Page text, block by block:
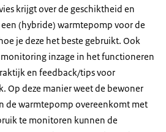
krijgt over de geschiktheid en
(hybride) warmtepomp voor de
je deze het beste gebruikt. Ook
inzage in het functioneren
en feedback/tips voor
Op deze manier weet de bewoner
de warmtepomp overeenkomt met
te monitoren kunnen de